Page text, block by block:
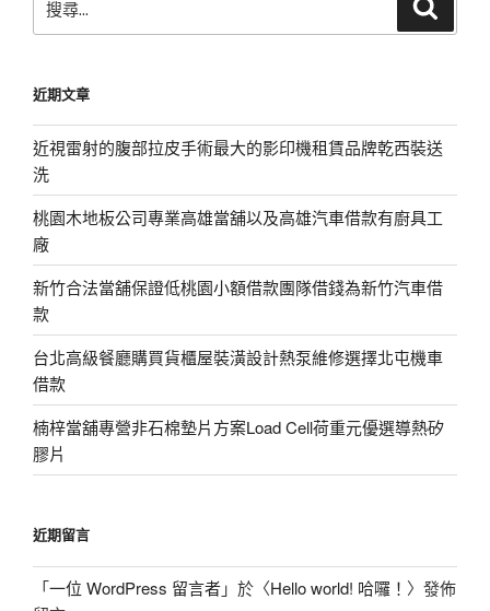
尋
字:
近期文章
近視雷射的腹部拉皮手術最大的影印機租賃品牌乾西裝送
洗
桃園木地板公司專業高雄當舖以及高雄汽車借款有廚具工
廠
新竹合法當舖保證低桃園小額借款團隊借錢為新竹汽車借
款
台北高級餐廳購買貨櫃屋裝潢設計熱泵維修選擇北屯機車
借款
楠梓當舖專營非石棉墊片方案Load Cell荷重元優選導熱矽
膠片
近期留言
「一位 WordPress 留言者」於〈Hello world! 哈囉！ 〉發佈